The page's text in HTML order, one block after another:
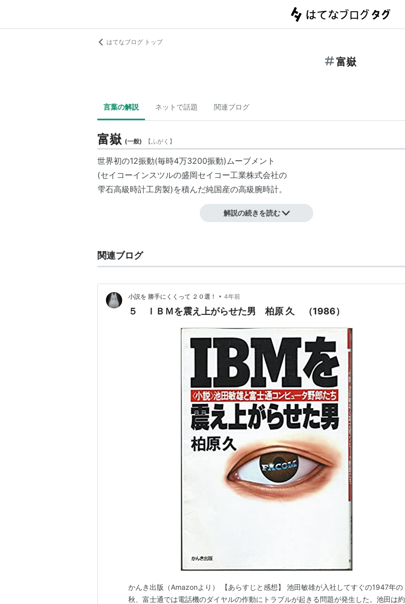
はてなブログ トップ
富嶽
言葉の解説 ネットで話題 関連ブログ
富嶽 (一般) 【ふがく 】
世界初の12振動(毎時4万3200振動)ムーブメント
(セイコーインスツルの盛岡セイコー工業株式会社の
雫石高級時計工房製)を積んだ純国産の高級腕時計。
葛飾北斎の絵をイメージしてデザインされた。
予価800万円
正式名称は『EXPECTATIONS by GSX ”富嶽” -fugaku-』
2007年のバーゼルフェアに出品。
解説の続きを読む
関連ブログ
小説を 勝手にくくって ２０選！ • 4年前
５ ＩＢＭを震え上がらせた男 柏原 久 （1986）
かんき出版（Amazonより） 【あらすじと感想】 池田敏雄が入社してすぐの1947年の
秋、富士通では電話機のダイヤルの作動にトラブルが起きる問題が発生した。池田は約